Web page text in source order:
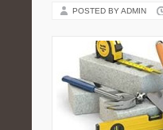
POSTED BY ADMIN